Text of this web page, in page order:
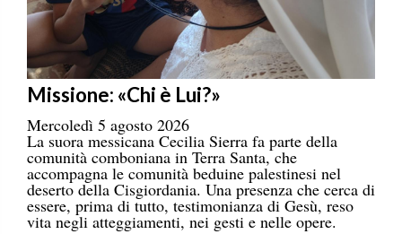
Missione: «Chi è Lui?»
Mercoledì 5 agosto 2026
La suora messicana Cecilia Sierra fa parte della
comunità comboniana in Terra Santa, che
accompagna le comunità beduine palestinesi nel
deserto della Cisgiordania. Una presenza che cerca di
essere, prima di tutto, testimonianza di Gesù, reso
vita negli atteggiamenti, nei gesti e nelle opere.